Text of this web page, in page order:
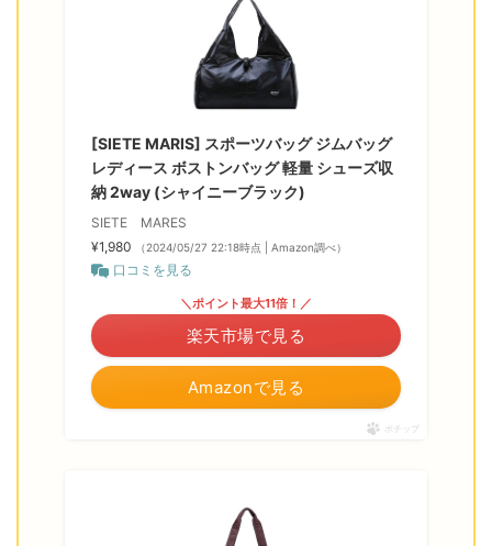
[SIETE MARIS] スポーツバッグ ジムバッグ
レディース ボストンバッグ 軽量 シューズ収
納 2way (シャイニーブラック)
SIETE MARES
¥1,980
（2024/05/27 22:18時点 | Amazon調べ）
口コミを見る
Amazonで見る
＼ポイント最大11倍！／
楽天市場で見る
ポチップ